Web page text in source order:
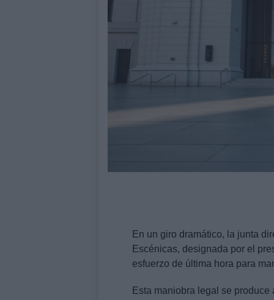
En un giro dramático, la junta
Escénicas, designada por el
esfuerzo de última hora para
Esta maniobra legal se